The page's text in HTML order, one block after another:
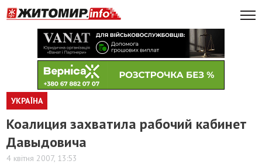
УКРАЇНА
Коалиция захватила рабочий кабинет
Давыдовича
4 квітня 2007, 13:53